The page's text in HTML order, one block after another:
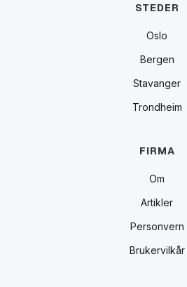
STEDER
Oslo
Bergen
Stavanger
Trondheim
FIRMA
Om
Artikler
Personvern
Brukervilkår